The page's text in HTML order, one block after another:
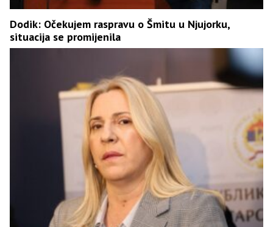
Dodik: Očekujem raspravu o Šmitu u Njujorku,
situacija se promijenila